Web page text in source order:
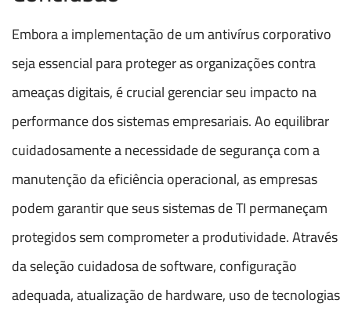
Embora a implementação de um antivírus corporativo
seja essencial para proteger as organizações contra
ameaças digitais, é crucial gerenciar seu impacto na
performance dos sistemas empresariais. Ao equilibrar
cuidadosamente a necessidade de segurança com a
manutenção da eficiência operacional, as empresas
podem garantir que seus sistemas de TI permaneçam
protegidos sem comprometer a produtividade. Através
da seleção cuidadosa de software, configuração
adequada, atualização de hardware, uso de tecnologias